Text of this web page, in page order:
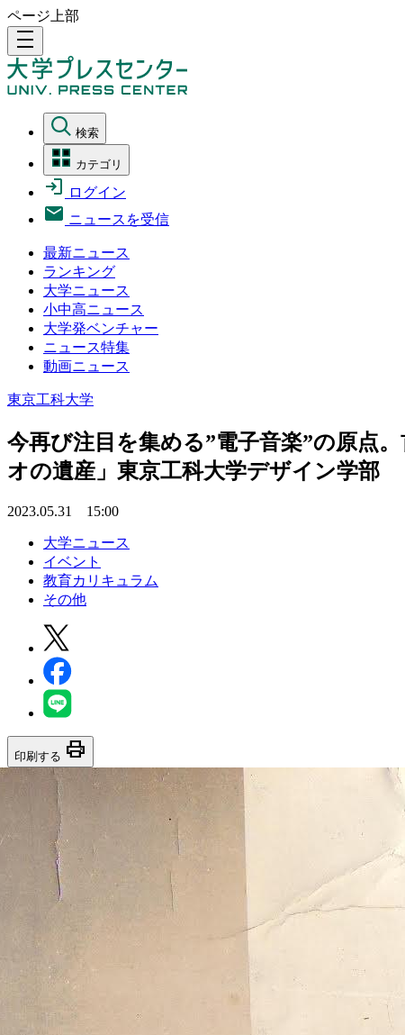
ページ上部
density_medium
検索
カテゴリ
ログイン
ニュースを受信
最新ニュース
ランキング
大学ニュース
小中高ニュース
大学発ベンチャー
ニュース特集
動画ニュース
東京工科大学
今再び注目を集める”電子音楽”の原点
オの遺産」東京工科大学デザイン学部
2023.05.31 15:00
大学ニュース
イベント
教育カリキュラム
その他
印刷する print